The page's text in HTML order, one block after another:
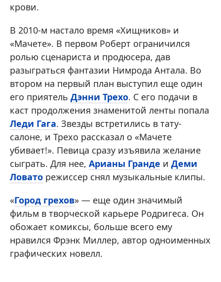
крови.
В 2010-м настало время «Хищников» и
«Мачете». В первом Роберт ограничился
ролью сценариста и продюсера, дав
разыграться фантазии Нимрода Антала. Во
втором на первый план выступил еще один
его приятель Дэнни Трехо. С его подачи в
каст продолжения знаменитой ленты попала
Леди Гага. Звезды встретились в тату-
салоне, и Трехо рассказал о «Мачете
убивает!». Певица сразу изъявила желание
сыграть. Для нее, Арианы Гранде и Деми
Ловато режиссер снял музыкальные клипы.
«Город грехов» — еще один значимый
фильм в творческой карьере Родригеса. Он
обожает комиксы, больше всего ему
нравился Фрэнк Миллер, автор одноименных
графических новелл.